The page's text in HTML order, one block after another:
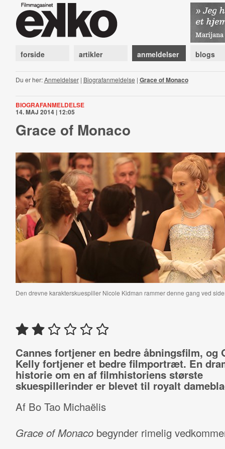
forside artikler anmeldelser blogs
Du er her:Anmeldelser| Biografanmeldelse | Grace of Monaco
BIOGRAFANMELDELSE
14. MAJ 2014 | 12:05
Grace of Monaco
Den drevne karakterskuespiller Nicole Kidman rammer denne gang ved
Cannes fortjener en bedre åbningsfilm, og
Kelly fortjener et bedre filmportræt. En
historie om en af filmhistoriens største
skuespillerinder er blevet til royalt
Af Bo Tao Michaëlis
Grace of Monacobegynder rimelig